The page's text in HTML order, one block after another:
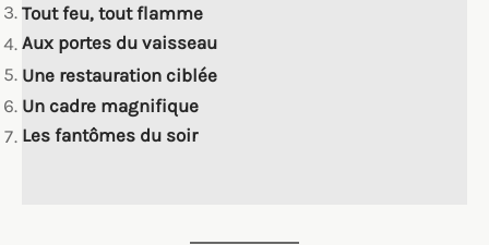
Tout feu, tout flamme
Aux portes du vaisseau
Une restauration ciblée
Un cadre magnifique
Les fantômes du soir